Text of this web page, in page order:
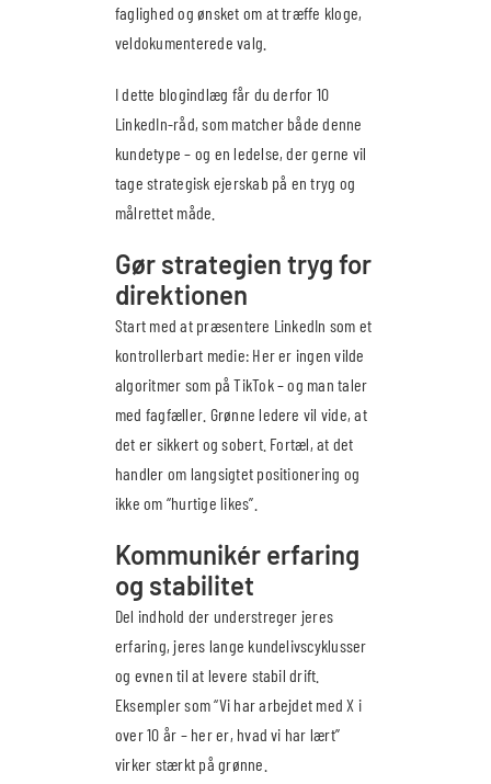
faglighed og ønsket om at træffe kloge,
veldokumenterede valg.
I dette blogindlæg får du derfor 10
LinkedIn-råd, som matcher både denne
kundetype – og en ledelse, der gerne vil
tage strategisk ejerskab på en tryg og
målrettet måde.
Gør strategien tryg for
direktionen
Start med at præsentere LinkedIn som et
kontrollerbart medie: Her er ingen vilde
algoritmer som på TikTok – og man taler
med fagfæller. Grønne ledere vil vide, at
det er sikkert og sobert. Fortæl, at det
handler om langsigtet positionering og
ikke om “hurtige likes”.
Kommunikér erfaring
og stabilitet
Del indhold der understreger jeres
erfaring, jeres lange kundelivscyklusser
og evnen til at levere stabil drift.
Eksempler som “Vi har arbejdet med X i
over 10 år – her er, hvad vi har lært”
virker stærkt på grønne.